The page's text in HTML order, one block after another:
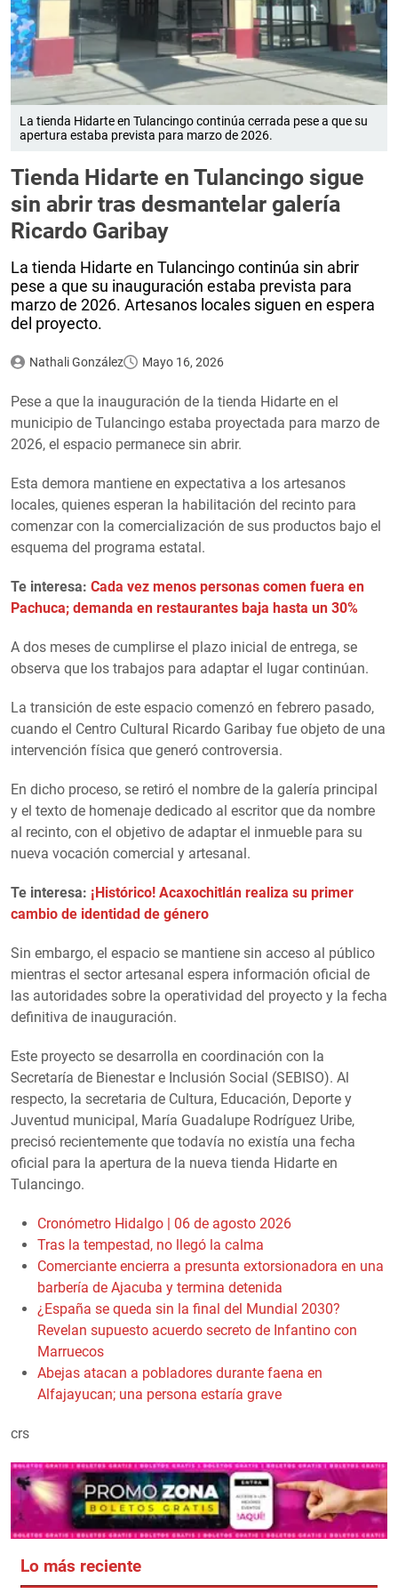
La tienda Hidarte en Tulancingo continúa cerrada pese a que su
apertura estaba prevista para marzo de 2026.
Tienda Hidarte en Tulancingo sigue
sin abrir tras desmantelar galería
Ricardo Garibay
La tienda Hidarte en Tulancingo continúa sin abrir
pese a que su inauguración estaba prevista para
marzo de 2026. Artesanos locales siguen en espera
del proyecto.
Nathali González Mayo 16, 2026
Pese a que la inauguración de la tienda Hidarte en el
municipio de Tulancingo estaba proyectada para marzo de
2026, el espacio permanece sin abrir.
Esta demora mantiene en expectativa a los artesanos
locales, quienes esperan la habilitación del recinto para
comenzar con la comercialización de sus productos bajo el
esquema del programa estatal.
Te interesa: Cada vez menos personas comen fuera en
Pachuca; demanda en restaurantes baja hasta un 30%
A dos meses de cumplirse el plazo inicial de entrega, se
observa que los trabajos para adaptar el lugar continúan.
La transición de este espacio comenzó en febrero pasado,
cuando el Centro Cultural Ricardo Garibay fue objeto de una
intervención física que generó controversia.
En dicho proceso, se retiró el nombre de la galería principal
y el texto de homenaje dedicado al escritor que da nombre
al recinto, con el objetivo de adaptar el inmueble para su
nueva vocación comercial y artesanal.
Te interesa: ¡Histórico! Acaxochitlán realiza su primer
cambio de identidad de género
Sin embargo, el espacio se mantiene sin acceso al público
mientras el sector artesanal espera información oficial de
las autoridades sobre la operatividad del proyecto y la fecha
definitiva de inauguración.
Este proyecto se desarrolla en coordinación con la
Secretaría de Bienestar e Inclusión Social (SEBISO). Al
respecto, la secretaria de Cultura, Educación, Deporte y
Juventud municipal, María Guadalupe Rodríguez Uribe,
precisó recientemente que todavía no existía una fecha
oficial para la apertura de la nueva tienda Hidarte en
Tulancingo.
Cronómetro Hidalgo | 06 de agosto 2026
Tras la tempestad, no llegó la calma
Comerciante encierra a presunta extorsionadora en una
barbería de Ajacuba y termina detenida
¿España se queda sin la final del Mundial 2030?
Revelan supuesto acuerdo secreto de Infantino con
Marruecos
Abejas atacan a pobladores durante faena en
Alfajayucan; una persona estaría grave
crs
Lo más reciente